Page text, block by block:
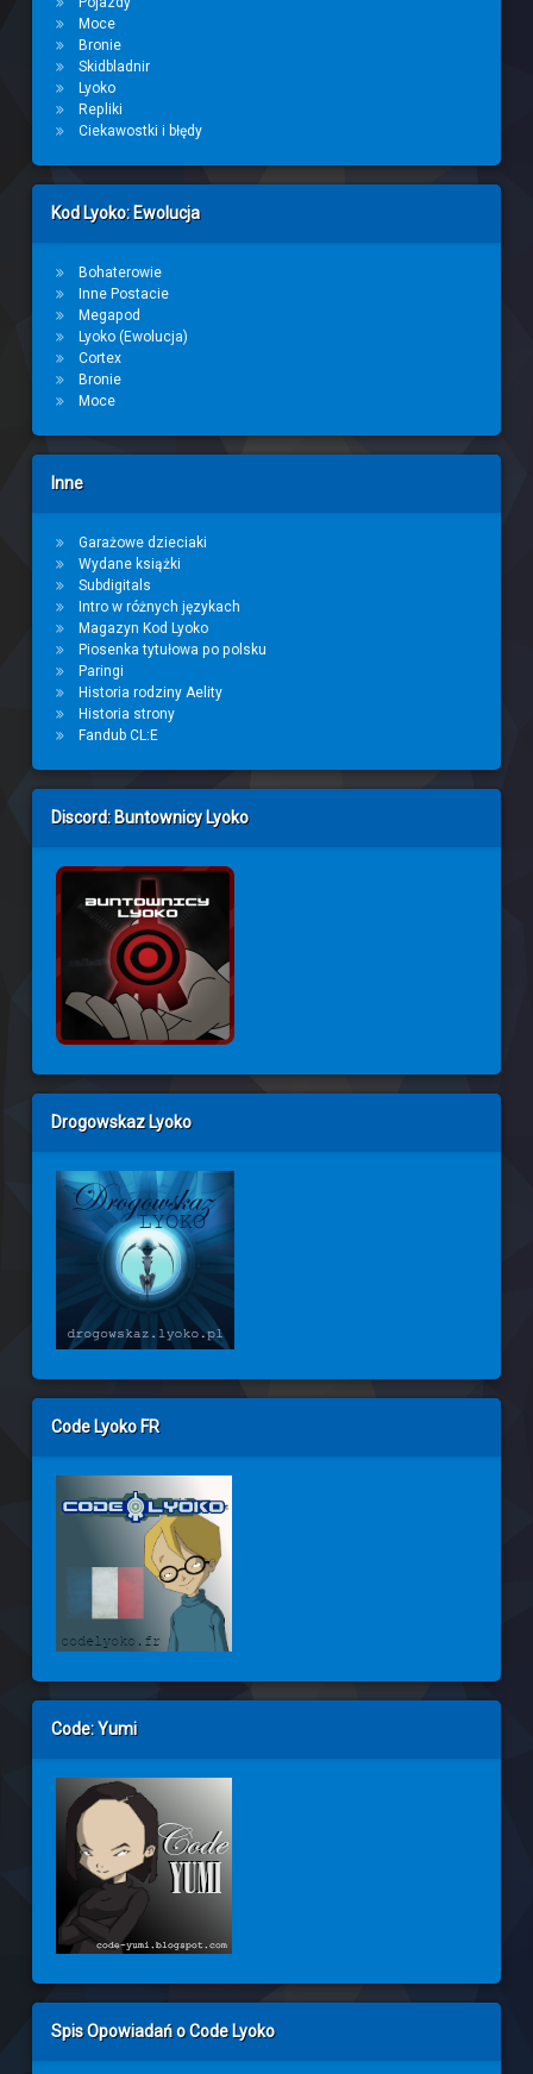
Moce
Bronie
Skidbladnir
Lyoko
Repliki
Ciekawostki i błędy
Kod Lyoko: Ewolucja
Bohaterowie
Inne Postacie
Megapod
Lyoko (Ewolucja)
Cortex
Bronie
Moce
Inne
Garażowe dzieciaki
Wydane książki
Subdigitals
Intro w różnych językach
Magazyn Kod Lyoko
Piosenka tytułowa po polsku
Paringi
Historia rodziny Aelity
Historia strony
Fandub CL:E
Discord: Buntownicy Lyoko
Drogowskaz Lyoko
Code Lyoko FR
Code: Yumi
Spis Opowiadań o Code Lyoko